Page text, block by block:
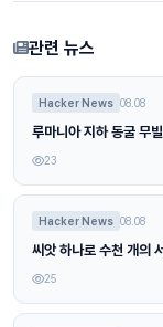
관련 뉴스
Hacker News 08.08
루마니아 지하 동굴 무
23
Hacker News 08.08
씨앗 하나로 수천 개의
25